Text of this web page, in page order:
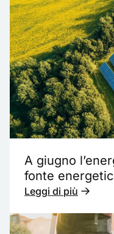
A giugno
fonte
Leggi di più